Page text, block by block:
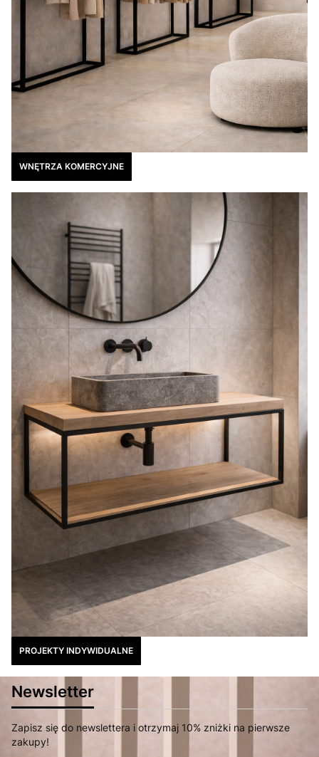
WNĘTRZA KOMERCYJNE
PROJEKTY INDYWIDUALNE
Newsletter
Zapisz się do newslettera i otrzymaj 10% zniżki na pierwsze
zakupy!